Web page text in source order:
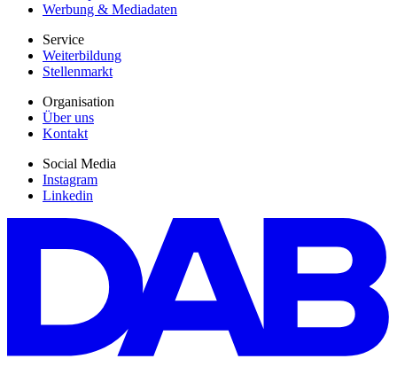
Werbung & Mediadaten
Service
Weiterbildung
Stellenmarkt
Organisation
Über uns
Kontakt
Social Media
Instagram
Linkedin